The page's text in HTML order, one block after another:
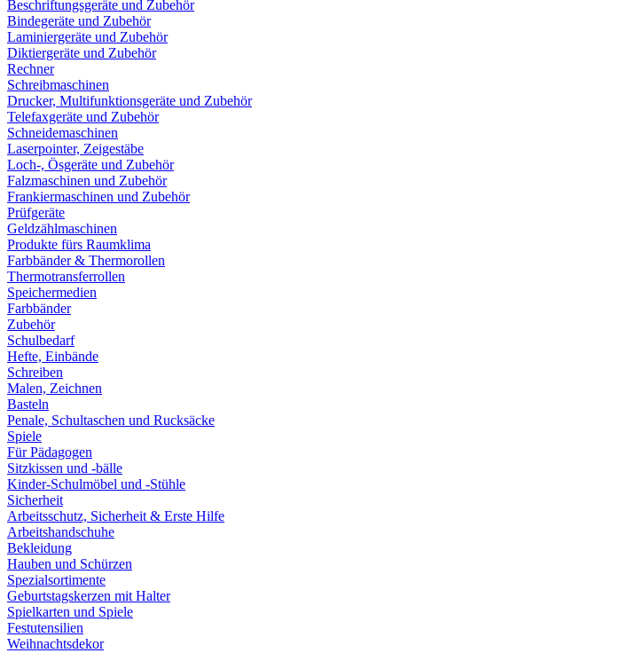
Beschriftungsgeräte und Zubehör
Bindegeräte und Zubehör
Laminiergeräte und Zubehör
Diktiergeräte und Zubehör
Rechner
Schreibmaschinen
Drucker, Multifunktionsgeräte und Zubehör
Telefaxgeräte und Zubehör
Schneidemaschinen
Laserpointer, Zeigestäbe
Loch-, Ösgeräte und Zubehör
Falzmaschinen und Zubehör
Frankiermaschinen und Zubehör
Prüfgeräte
Geldzählmaschinen
Produkte fürs Raumklima
Farbbänder & Thermorollen
Thermotransferrollen
Speichermedien
Farbbänder
Zubehör
Schulbedarf
Hefte, Einbände
Schreiben
Malen, Zeichnen
Basteln
Penale, Schultaschen und Rucksäcke
Spiele
Für Pädagogen
Sitzkissen und -bälle
Kinder-Schulmöbel und -Stühle
Sicherheit
Arbeitsschutz, Sicherheit & Erste Hilfe
Arbeitshandschuhe
Bekleidung
Hauben und Schürzen
Spezialsortimente
Geburtstagskerzen mit Halter
Spielkarten und Spiele
Festutensilien
Weihnachtsdekor